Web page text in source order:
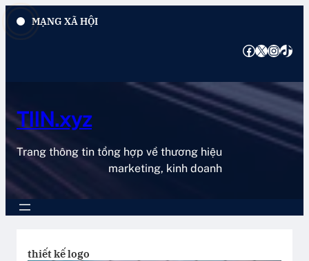
đến
MẠNG XÃ HỘI
FacebookXInstagramTikTok
TIIN.xyz
Trang thông tin tổng hợp về thương hiệu
marketing, kinh doanh
thiết kế logo